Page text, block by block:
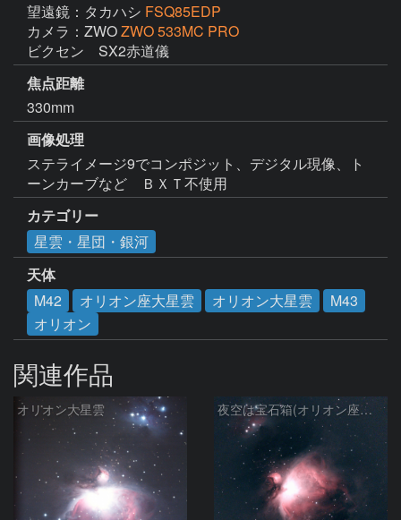
望遠鏡：タカハシ FSQ85EDP
カメラ：ZWOZWO 533MC PRO
ビクセン　SX2赤道儀
焦点距離
330mm
画像処理
ステライメージ9でコンポジット、デジタル現像、ト
ーンカーブなど　ＢＸＴ不使用
カテゴリー
星雲・星団・銀河
天体
M42
オリオン座大星雲 オリオン大星雲
M43
オリオン
関連作品
オリオン大星雲 夜空は宝石箱(オリオン座大星雲 M42) Seestar50